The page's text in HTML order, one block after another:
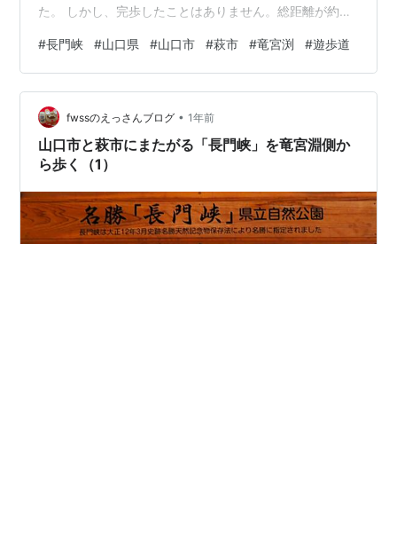
た。 しかし、完歩したことはありません。総距離が約
らです。今回は、これまで見たことのない「竜宮渕」側
から歩いてみました。 そして、途中折り返した地点から
の残りは、翌日「道の駅長門峡」側から歩きました。そ
れで完歩したことになります。 今回（2）回目のアップ
は「第二斷魚漠」あたりの景色です。 ランキング参加中
写真・カメラ
#長門峡 #山口県 #山口市 #萩市 #竜宮渕 #遊歩道
fwssのえっさんブログ • 1年前
山口市と萩市にまたがる「長門峡」を竜宮淵側か
ら歩く（1）